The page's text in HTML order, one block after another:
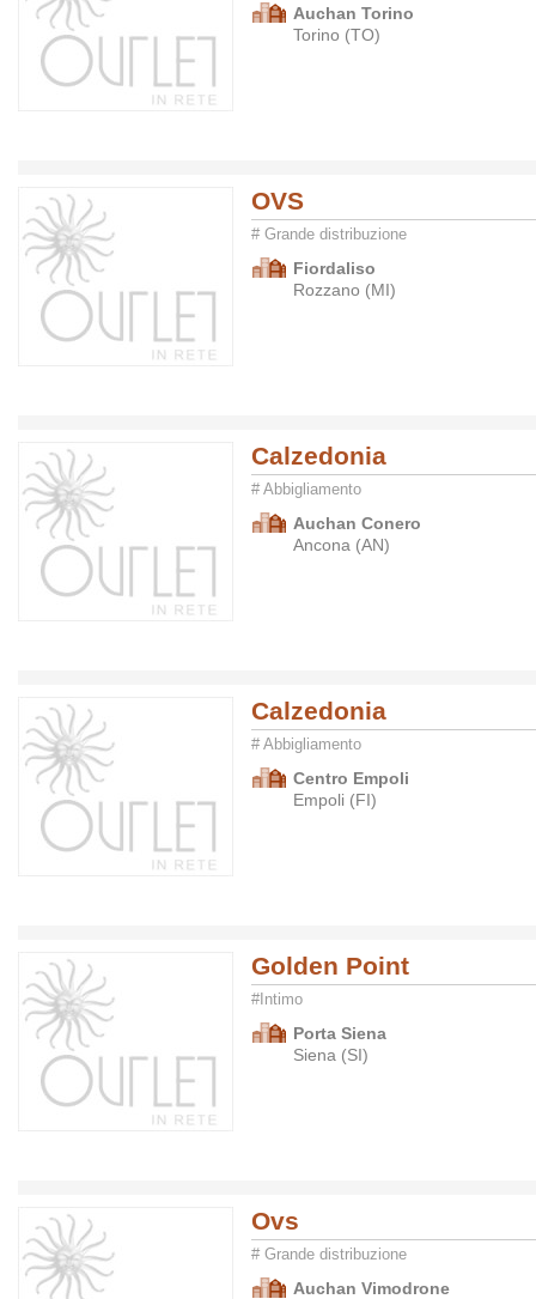
Auchan Torino
Torino (TO)
OVS
# Grande distribuzione
Fiordaliso
Rozzano (MI)
Calzedonia
# Abbigliamento
Auchan Conero
Ancona (AN)
Calzedonia
# Abbigliamento
Centro Empoli
Empoli (FI)
Golden Point
#Intimo
Porta Siena
Siena (SI)
Ovs
# Grande distribuzione
Auchan Vimodrone